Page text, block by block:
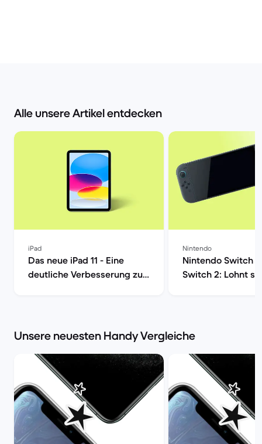
Alle unsere Artikel entdecken
iPad
Das neue iPad 11 - Eine
deutliche Verbesserung zu
Nintendo
Nintendo Switch 1
Switch 2: Lohnt
Unsere neuesten Handy Vergleiche